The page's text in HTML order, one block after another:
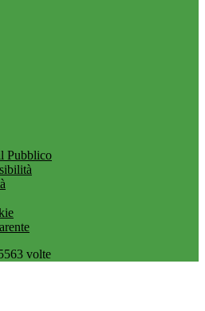
Pubblico
volte